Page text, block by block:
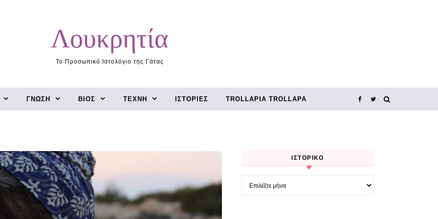
Λουκρητία
Το Προσωπικό Ιστολόγιο της Γάτας
ΓΝΏΣΗ ΒΊΟΣ ΤΈΧΝΗ ΙΣΤΟΡΊΕΣ TROLLΑΡΊΑ TROLLΑΡΆ
ΙΣΤΟΡΙΚΌ
Ιστορικό